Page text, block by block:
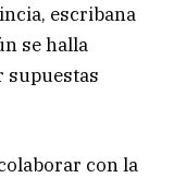
escribana
se halla
supuestas
con la